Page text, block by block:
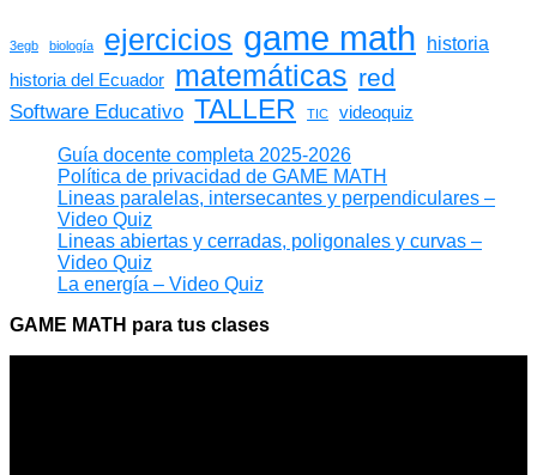
3egb biología ejercicios game math historia
historia del Ecuador matemáticas red
Software Educativo TALLER TIC videoquiz
Guía docente completa 2025-2026
Política de privacidad de GAME MATH
Lineas paralelas, intersecantes y perpendiculares –
Video Quiz
Lineas abiertas y cerradas, poligonales y curvas –
Video Quiz
La energía – Video Quiz
GAME MATH para tus clases